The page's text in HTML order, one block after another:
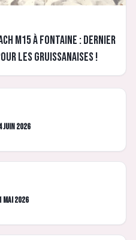
M15 à Fontaine : Dernier
les Gruissanaises !
juin 2026
2026